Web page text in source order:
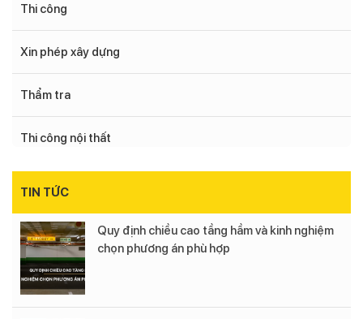
Thi công
Xin phép xây dựng
Thẩm tra
Thi công nội thất
TIN TỨC
Quy định chiều cao tầng hầm và kinh nghiệm
chọn phương án phù hợp